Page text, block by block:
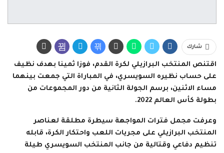
شارك
اقتنص المنتخب البرازيلي لكرة القدم، فوزا ثمينا بهدف نظيف
على حساب نظيره السويسري، في المباراة التي جمعت بينهما
مساء الاثنين، برسم الجولة الثانية من دور المجموعات من
بطولة كأس العالم 2022.
وعرفت مجمل فترات المواجهة سيطرة مطلقة لعناصر
المنتخب البرازيلي على مجريات اللعب واحتكار الكرة، قابله
تنظيم دفاعي وقتالية من جانب المنتخب السويسري طيلة